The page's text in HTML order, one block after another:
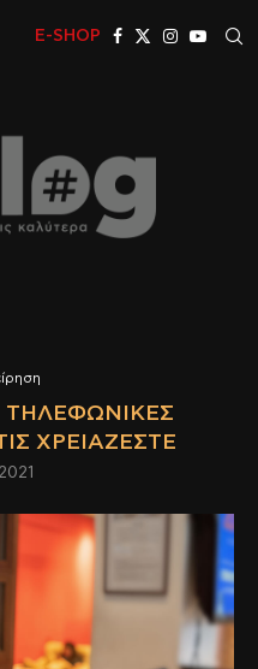
E-SHOP
ΤΗΛΕΦΩΝΙΚΈΣ
ΧΡΕΙΆΖΕΣΤΕ